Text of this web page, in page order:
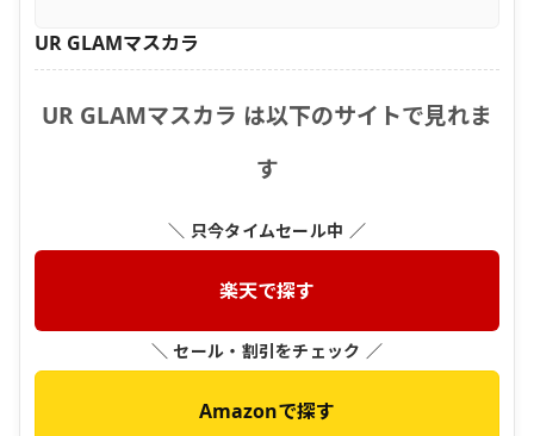
UR GLAMマスカラ
UR GLAMマスカラ は以下のサイトで見れま
す
＼ 只今タイムセール中 ／
楽天で探す
＼ セール・割引をチェック ／
Amazonで探す